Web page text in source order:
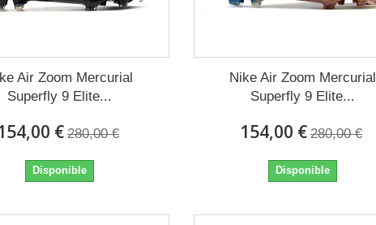
Air Zoom Mercurial
Superfly 9 Elite...
€ 280,00 €
Disponible
Nike Air Zoom Mercurial
Superfly 9 Elite...
154,00 € 280,00 €
Disponible